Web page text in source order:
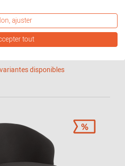
€*359,10 €*
disponibles
ajuster
tout